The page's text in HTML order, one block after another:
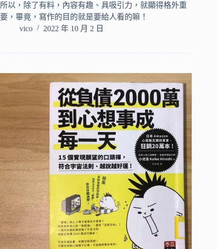
所以，除了有料，內容有趣、具吸引力，就顯得格外重
要，畢竟，寫作的目的就是要給人看的嘛！
vico
2022 年 10 月 2 日